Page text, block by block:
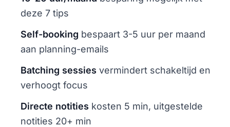
deze 7 tips
Self-booking bespaart 3-5 uur per maand
aan planning-emails
Batching sessies vermindert schakeltijd en
verhoogt focus
Directe notities kosten 5 min, uitgestelde
notities 20+ min